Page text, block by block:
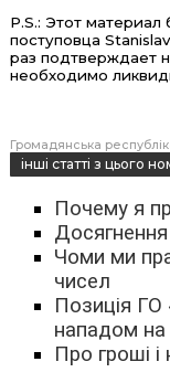
P.S.: Этот
поступовца
раз подтверждает
необходимо
Громадянська
інші статті з цього
Почему я
Чоми ми
чисел
Позиція ГО
нападом
Про гроші і